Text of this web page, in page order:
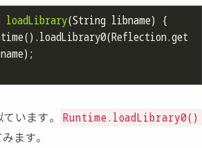
loadLibrary(String libname) {
ています。 Runtime.loadLibrary0()
ます。